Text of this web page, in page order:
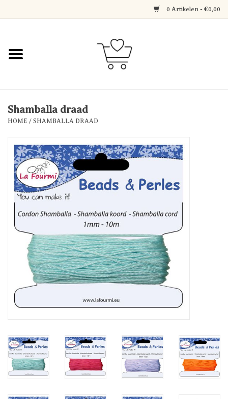
0 Artikelen - €0,00
Home
Decoratie
Corner
Shamballa draad
HOME / SHAMBALLA DRAAD